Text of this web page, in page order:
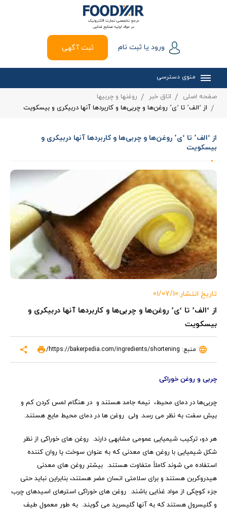
ورود یا ثبت نام ثبت آگهی
منوی دسترسی
صفحه اصلی اتاق خبر
روغنها و چربیها
از ‘الف’ تا ‘ی’ روغن‌ها و چربی‌ها و کاربردها آنها دربیکری و بیسکویت
از ‘الف’ تا ‘ی’ روغن‌ها و چربی‌ها و کاربردها آنها دربیکری و
بیسکویت
تاریخ انتشار:01/07/10
از ‘الف’ تا ‘ی’ روغن‌ها و چربی‌ها و کاربردها آنها دربیکری و
بیسکویت
منبع: https://bakerpedia.com/ingredients/shortening/
چربی و روغن خوراکی
چربی‌ها در دمای محیط، نیمه جامد هستند و در هنگام لمس کردن کم و
بیش سفت به نظر می رسد. ولی روغن ها در دمای محیط مایع هستند.
هر دو، ترکیب شیمیایی عمومی مشابهی دارند. روغن های خوراکی از نظر
شکل شیمیایی با روغن های معدنی که به عنوان سوخت یا روان کننده
استفاده می شوند کاملاً متفاوت هستند. بیشتر روغن های معدنی
هیدروکربن هستند و برای سلامتی انسان مضر هستند، بنابراین نباید حتی
جزء کوچکی از مواد غذایی باشند. روغن های خوراکی استرهای اسیدهای چرب
و گلیسرول هستند که به آنها گلیسرید می گویند. به طور معمول طیف